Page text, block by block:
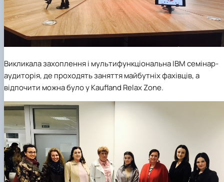
Викликала захоплення і мультифункціональна ІВМ семінар-
аудиторія, де проходять заняття майбутніх фахівців, а
відпочити можна було у Kaufland Relax Zone.